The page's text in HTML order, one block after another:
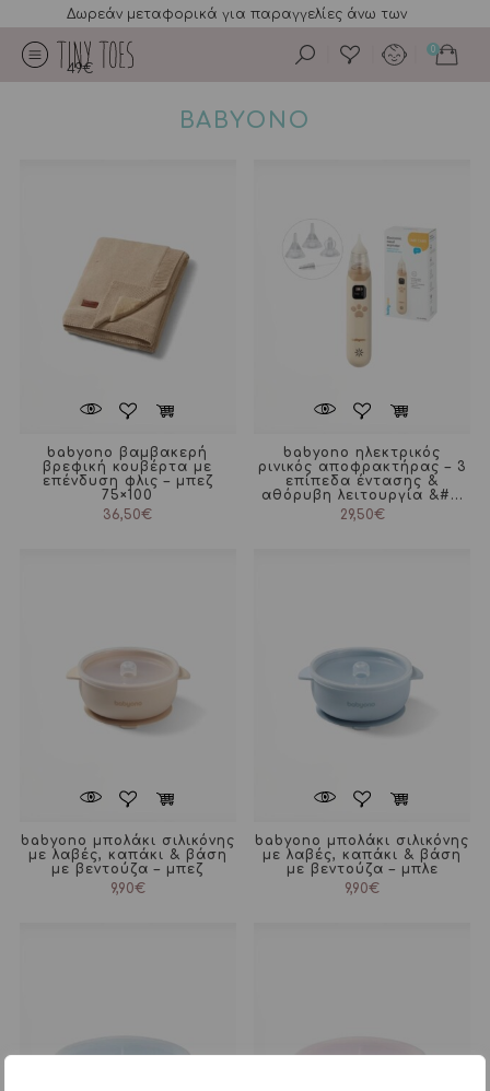
Δωρεάν μεταφορικά για παραγγελίες άνω των
49€
0
BABYONO
babyono βαμβακερή
βρεφική κουβέρτα με
επένδυση φλις – μπεζ
75×100
36,50€
babyono ηλεκτρικός
ρινικός αποφρακτήρας – 3
επίπεδα έντασης &
αθόρυβη λειτουργία &#...
29,50€
babyono μπολάκι σιλικόνης
με λαβές, καπάκι & βάση
με βεντούζα – μπεζ
9,90€
babyono μπολάκι σιλικόνης
με λαβές, καπάκι & βάση
με βεντούζα – μπλε
9,90€